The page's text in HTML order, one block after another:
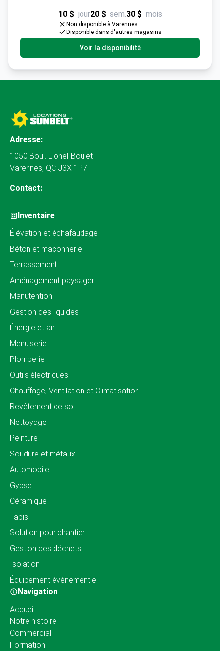
10 $ jour20 $ sem.30 $ mois
Non disponible à Varennes
Disponible dans d'autres magasins
Voir la disponibilité
Adresse:
1050 Boul. Lionel-Boulet
Varennes, QC J3X 1P7
Contact:
Inventaire
Élévation et échafaudage
Béton et maçonnerie
Terrassement
Aménagement paysager
Manutention
Gestion des liquides
Énergie et air
Menuiserie
Plomberie
Outils électriques
Chauffage, Ventilation et Climatisation
Revêtement de sol
Nettoyage
Peinture
Soudure et métaux
Automobile
Gypse
Céramique
Tapis
Solution pour chantier
Gestion des déchets
Isolation
Équipement événementiel
Navigation
Accueil
Notre histoire
Commercial
Formation